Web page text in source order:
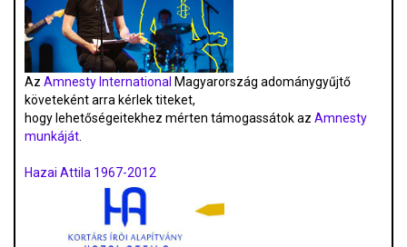
Az Amnesty International Magyarország adománygyűjtő
követeként arra kérlek titeket,
hogy lehetőségeitekhez mérten támogassátok az Amnesty
munkáját
Hazai Attila 1967-2012